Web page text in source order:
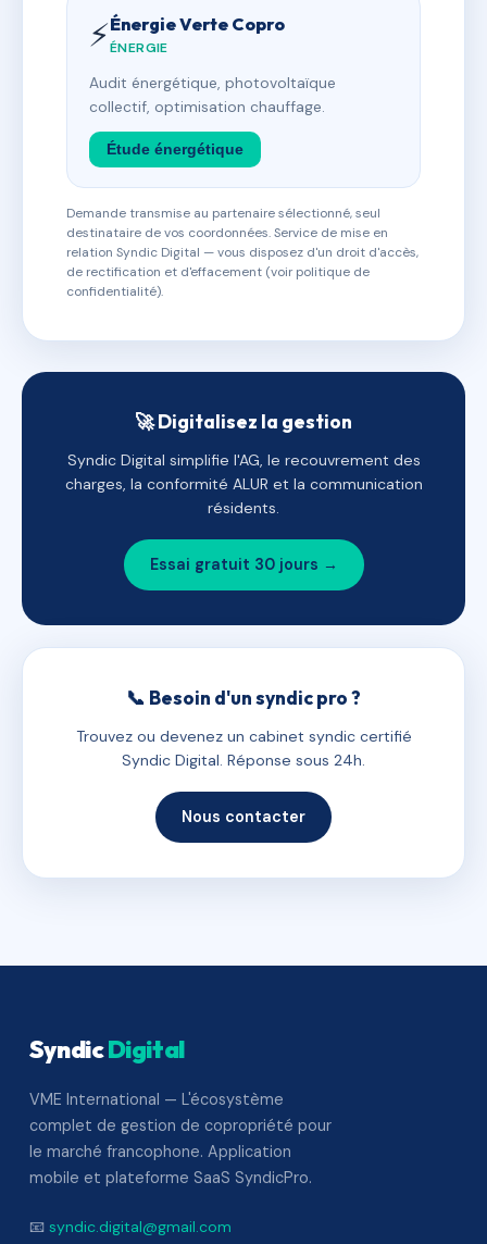
⚡Énergie Verte Copro
ÉNERGIE
Audit énergétique, photovoltaïque
collectif, optimisation chauffage.
Étude énergétique
Demande transmise au partenaire sélectionné, seul
destinataire de vos coordonnées. Service de mise en
relation Syndic Digital — vous disposez d'un droit d'accès,
de rectification et d'effacement (voir politique de
confidentialité).
🚀 Digitalisez la gestion
Syndic Digital simplifie l'AG, le recouvrement des
charges, la conformité ALUR et la communication
résidents.
Essai gratuit 30 jours →
📞 Besoin d'un syndic pro ?
Trouvez ou devenez un cabinet syndic certifié
Syndic Digital. Réponse sous 24h.
Nous contacter
SyndicDigital
VME International — L'écosystème
complet de gestion de copropriété pour
le marché francophone. Application
mobile et plateforme SaaS SyndicPro.
📧 syndic.digital@gmail.com